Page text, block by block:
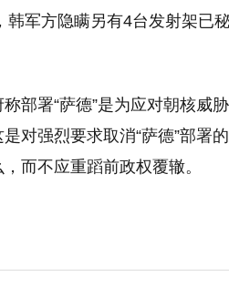
韩军方隐瞒另有4台发射架已
部署“萨德”是为应对朝核威
对强烈要求取消“萨德”部署
而不应重蹈前政权覆辙。